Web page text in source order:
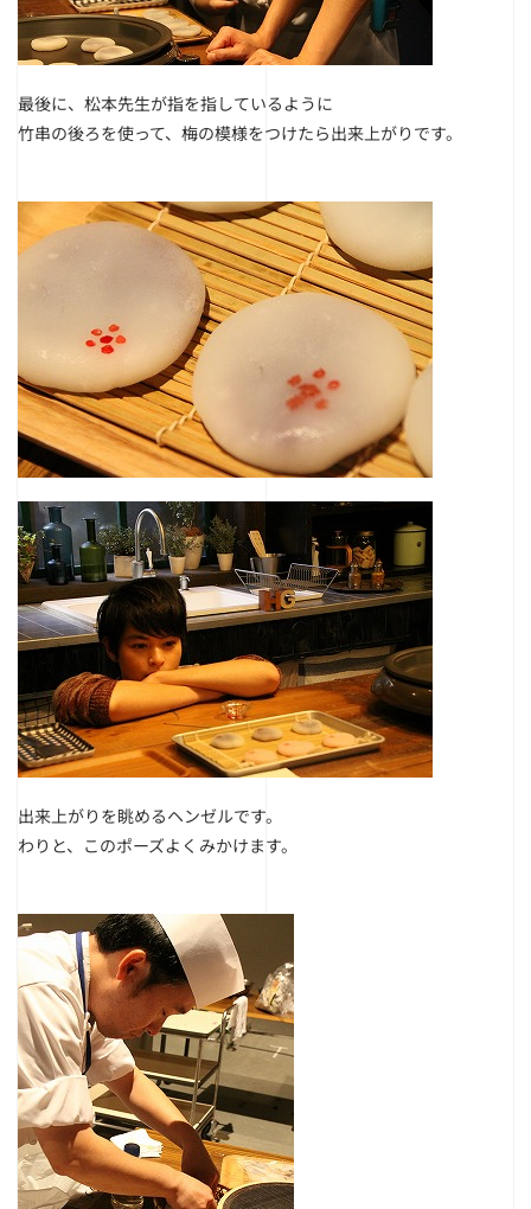
最後に、松本先生が指を指しているように
竹串の後ろを使って、梅の模様をつけたら出来上がりです。
出来上がりを眺めるヘンゼルです。
わりと、このポーズよくみかけます。